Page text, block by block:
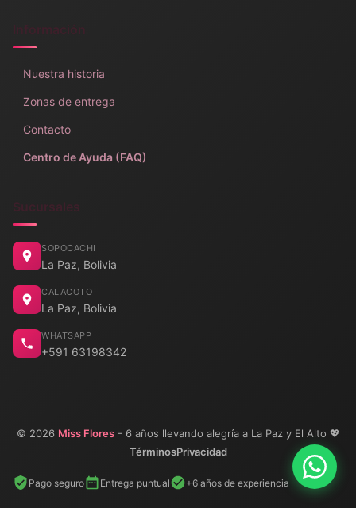
Información
Nuestra historia
Zonas de entrega
Contacto
Centro de Ayuda (FAQ)
Sucursales
SOPOCACHI
La Paz, Bolivia
CALACOTO
La Paz, Bolivia
WHATSAPP
+591 63198342
© 2026 Miss Flores- 6 años llevando alegría a La Paz y El Alto 💖
TérminosPrivacidad
Pago seguro Entrega puntual +6 años de experiencia